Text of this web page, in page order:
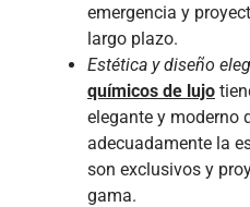
emergencia y
largo plazo.
Estética y diseño
químicos de lujo
elegante y moderno
adecuadamente la
son exclusivos y
gama.